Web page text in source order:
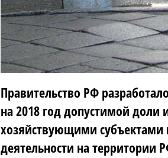
Правительство РФ
на 2018 год допустимой доли
хозяйствующими субъектами
деятельности на территории